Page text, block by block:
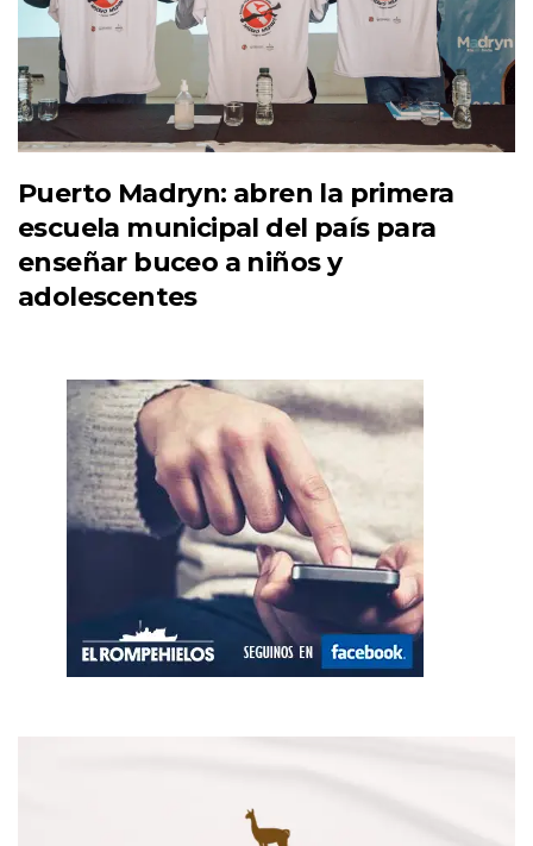
Puerto Madryn: abren la primera
escuela municipal del país para
enseñar buceo a niños y
adolescentes